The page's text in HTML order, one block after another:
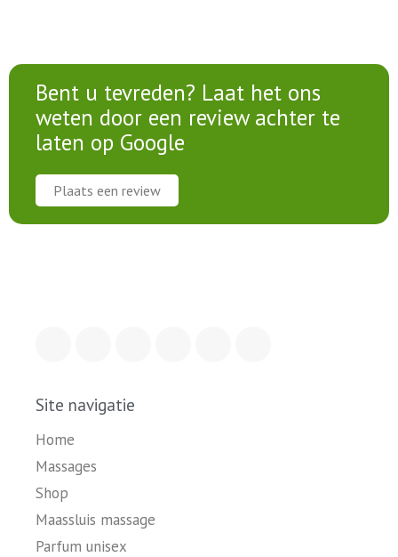
Bent u tevreden? Laat het ons
weten door een review achter te
laten op Google
Plaats een review
Site navigatie
Home
Massages
Shop
Maassluis massage
Parfum unisex